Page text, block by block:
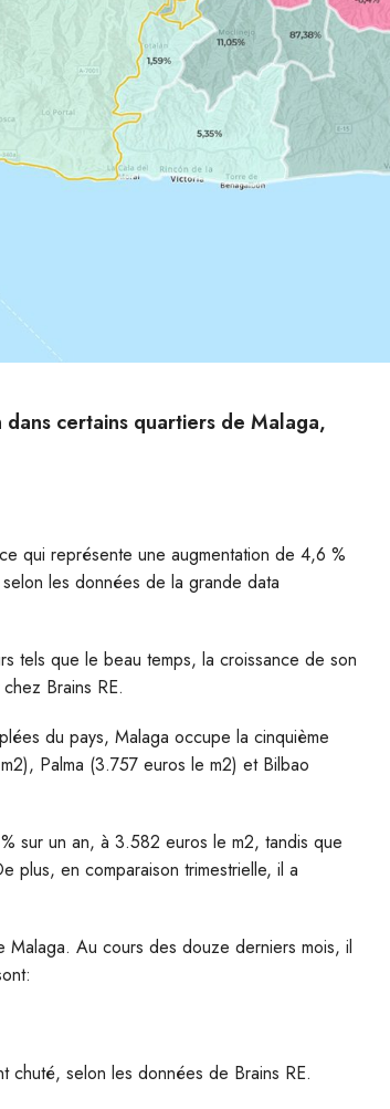
certains quartiers de Malaga,
qui représente une augmentation de 4,6 %
les données de la grande data
tels que le beau temps, la croissance de son
Brains RE.
du pays, Malaga occupe la cinquième
Palma (3.757 euros le m2) et Bilbao
sur un an, à 3.582 euros le m2, tandis que
plus, en comparaison trimestrielle, il a
Malaga. Au cours des douze derniers mois, il
chuté, selon les données de Brains RE.